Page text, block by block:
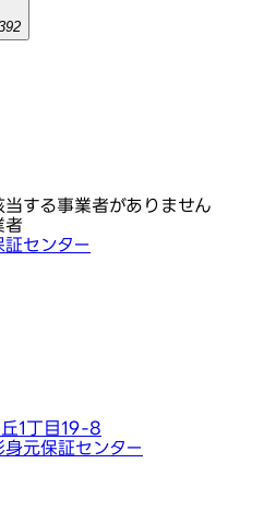
当する事業者がありません
者
センター
1丁目19-8
元保証センター